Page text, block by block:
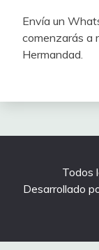
Envía un
comenzarás a
Hermandad.
Todos
Desarrollado